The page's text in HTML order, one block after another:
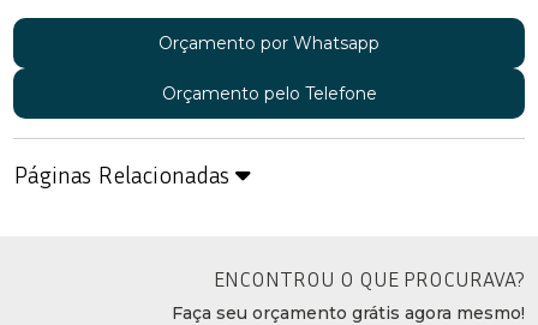
Orçamento por Whatsapp
Orçamento pelo Telefone
Páginas Relacionadas
ENCONTROU O QUE PROCURAVA?
Faça seu orçamento grátis agora mesmo!